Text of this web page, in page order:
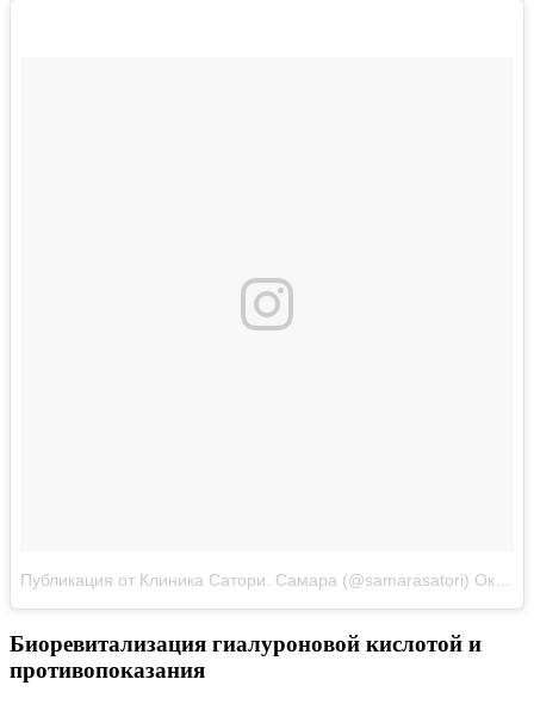
Публикация от Клиника Сатори. Самара (@samarasatori) Окт 5, 2017 в 8:39 PDT
Биоревитализация гиалуроновой кислотой и
противопоказания